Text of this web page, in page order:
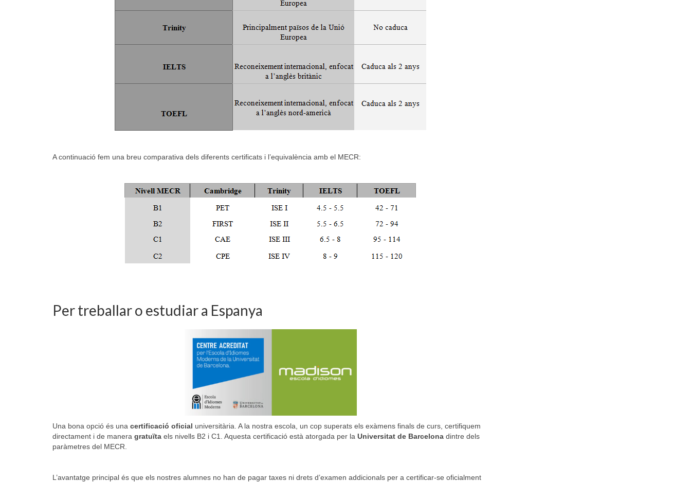
A continuació fem una breu comparativa dels diferents certificats i l’equivalència amb el MECR:
Per treballar o estudiar a Espanya
Una bona opció és una certificació oficial universitària. A la nostra escola, un cop superats els exàmens finals de curs, certifiquem
directament i de manera gratuïta els nivells B2 i C1. Aquesta certificació està atorgada per la Universitat de Barcelona dintre dels
paràmetres del MECR.
L’avantatge principal és que els nostres alumnes no han de pagar taxes ni drets d’examen addicionals per a certificar-se oficialment